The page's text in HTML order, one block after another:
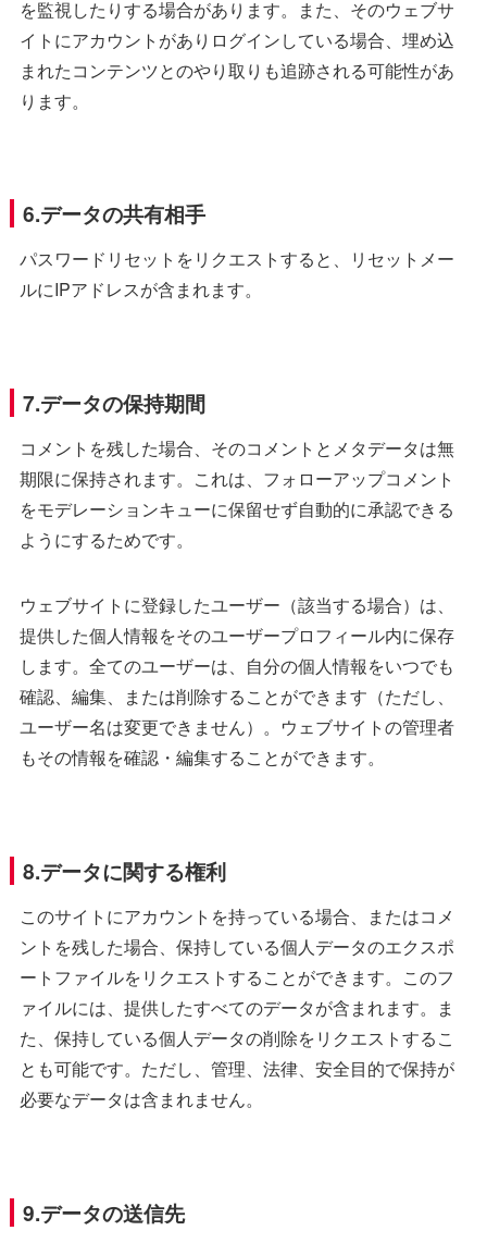
を監視したりする場合があります。また、そのウェブサ
イトにアカウントがありログインしている場合、埋め込
まれたコンテンツとのやり取りも追跡される可能性があ
ります。
6.データの共有相手
パスワードリセットをリクエストすると、リセットメー
ルにIPアドレスが含まれます。
7.データの保持期間
コメントを残した場合、そのコメントとメタデータは無
期限に保持されます。これは、フォローアップコメント
をモデレーションキューに保留せず自動的に承認できる
ようにするためです。
ウェブサイトに登録したユーザー（該当する場合）は、
提供した個人情報をそのユーザープロフィール内に保存
します。全てのユーザーは、自分の個人情報をいつでも
確認、編集、または削除することができます（ただし、
ユーザー名は変更できません）。ウェブサイトの管理者
もその情報を確認・編集することができます。
8.データに関する権利
このサイトにアカウントを持っている場合、またはコメ
ントを残した場合、保持している個人データのエクスポ
ートファイルをリクエストすることができます。このフ
ァイルには、提供したすべてのデータが含まれます。ま
た、保持している個人データの削除をリクエストするこ
とも可能です。ただし、管理、法律、安全目的で保持が
必要なデータは含まれません。
9.データの送信先